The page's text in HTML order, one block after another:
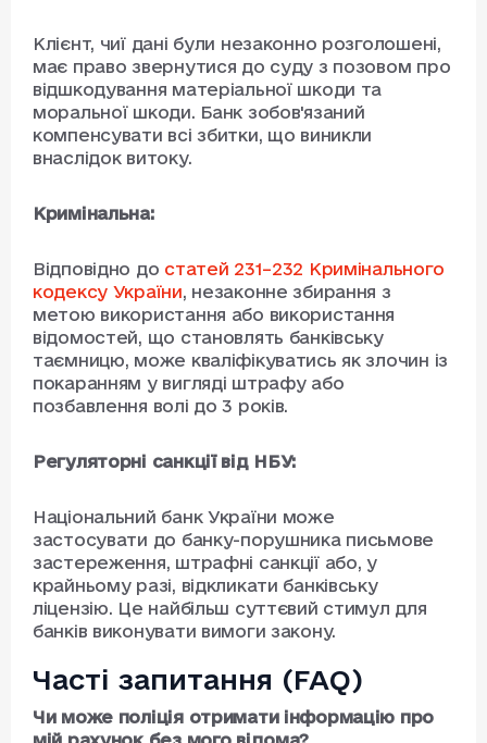
Клієнт, чиї дані були незаконно розголошені,
має право звернутися до суду з позовом про
відшкодування матеріальної шкоди та
моральної шкоди. Банк зобов'язаний
компенсувати всі збитки, що виникли
внаслідок витоку.
Кримінальна:
Відповідно до статей 231–232 Кримінального
кодексу України, незаконне збирання з
метою використання або використання
відомостей, що становлять банківську
таємницю, може кваліфікуватись як злочин із
покаранням у вигляді штрафу або
позбавлення волі до 3 років.
Регуляторні санкції від НБУ:
Національний банк України може
застосувати до банку-порушника письмове
застереження, штрафні санкції або, у
крайньому разі, відкликати банківську
ліцензію. Це найбільш суттєвий стимул для
банків виконувати вимоги закону.
Часті запитання (FAQ)
Чи може поліція отримати інформацію про